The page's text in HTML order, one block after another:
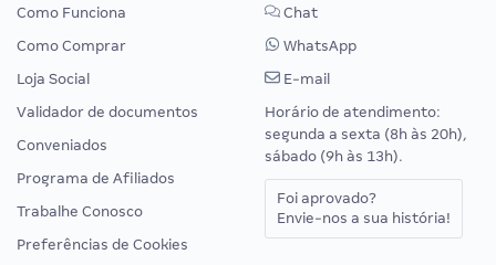
Como Funciona
Como Comprar
Loja Social
Validador de documentos
Conveniados
Programa de Afiliados
Trabalhe Conosco
Preferências de Cookies
Chat
WhatsApp
E-mail
Horário de atendimento:
segunda a sexta (8h às 20h),
sábado (9h às 13h).
Foi aprovado?
Envie-nos a sua história!